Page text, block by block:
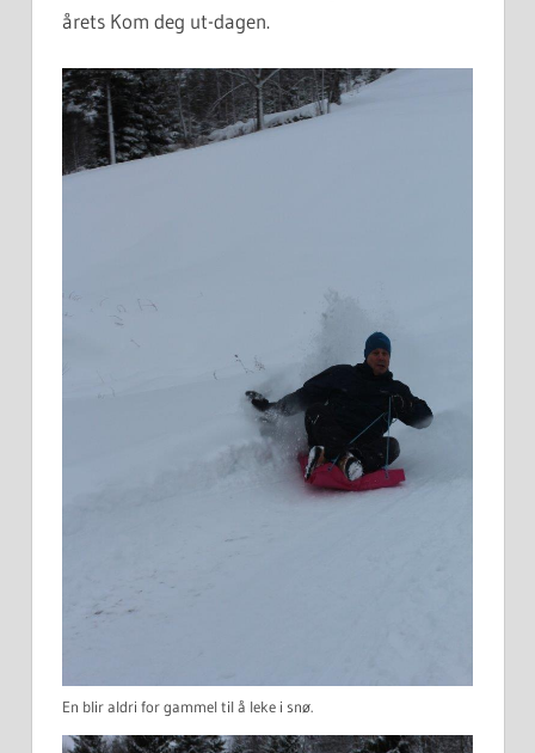
årets Kom deg ut-dagen.
En blir aldri for gammel til å leke i snø.